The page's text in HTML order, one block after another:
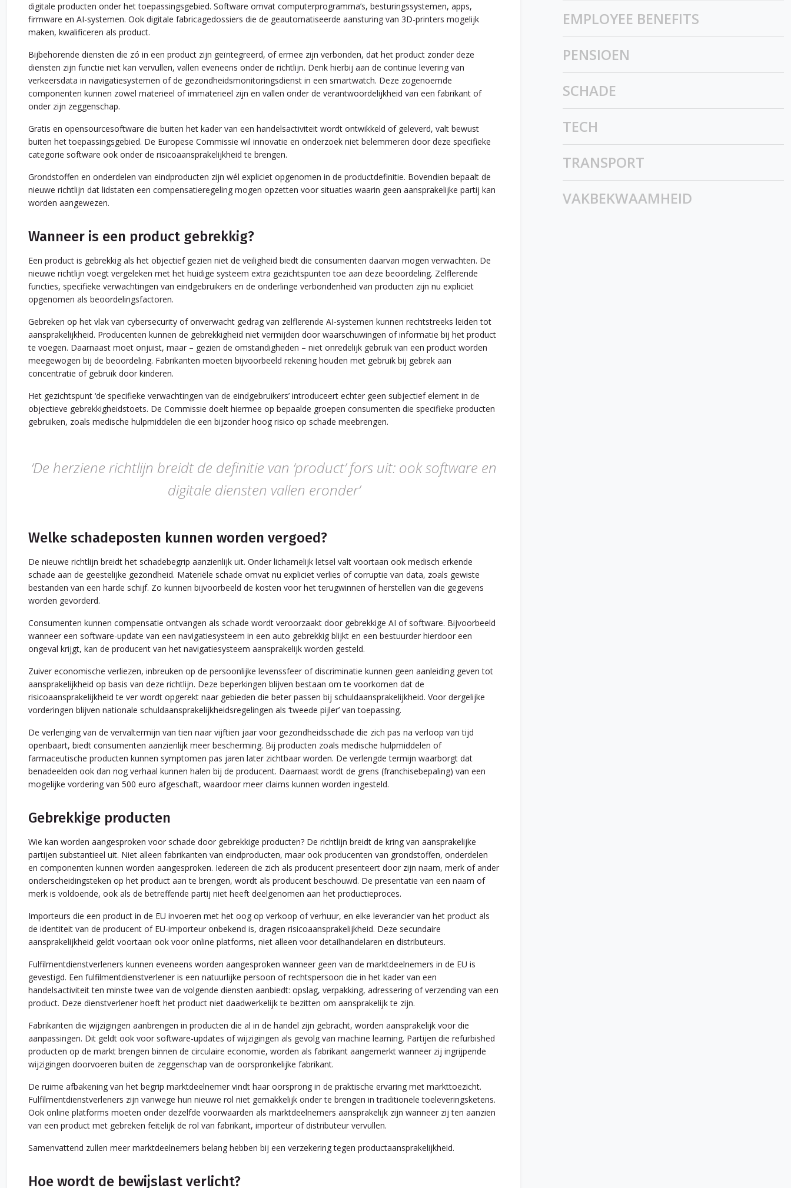
digitale producten onder het toepassingsgebied. Software omvat computerprogramma’s, besturingssystemen, apps,
firmware en AI-systemen. Ook digitale fabricagedossiers die de geautomatiseerde aansturing van 3D-printers mogelijk
maken, kwalificeren als product.
Bijbehorende diensten die zó in een product zijn geïntegreerd, of ermee zijn verbonden, dat het product zonder deze
diensten zijn functie niet kan vervullen, vallen eveneens onder de richtlijn. Denk hierbij aan de continue levering van
verkeersdata in navigatiesystemen of de gezondheidsmonitoringsdienst in een smartwatch. Deze zogenoemde
componenten kunnen zowel materieel of immaterieel zijn en vallen onder de verantwoordelijkheid van een fabrikant of
onder zijn zeggenschap.
Gratis en opensourcesoftware die buiten het kader van een handelsactiviteit wordt ontwikkeld of geleverd, valt bewust
buiten het toepassingsgebied. De Europese Commissie wil innovatie en onderzoek niet belemmeren door deze specifieke
categorie software ook onder de risicoaansprakelijkheid te brengen.
Grondstoffen en onderdelen van eindproducten zijn wél expliciet opgenomen in de productdefinitie. Bovendien bepaalt de
nieuwe richtlijn dat lidstaten een compensatieregeling mogen opzetten voor situaties waarin geen aansprakelijke partij kan
worden aangewezen.
Wanneer is een product gebrekkig?
Een product is gebrekkig als het objectief gezien niet de veiligheid biedt die consumenten daarvan mogen verwachten. De
nieuwe richtlijn voegt vergeleken met het huidige systeem extra gezichtspunten toe aan deze beoordeling. Zelflerende
functies, specifieke verwachtingen van eindgebruikers en de onderlinge verbondenheid van producten zijn nu expliciet
opgenomen als beoordelingsfactoren.
Gebreken op het vlak van cybersecurity of onverwacht gedrag van zelflerende AI-systemen kunnen rechtstreeks leiden tot
aansprakelijkheid. Producenten kunnen de gebrekkigheid niet vermijden door waarschuwingen of informatie bij het product
te voegen. Daarnaast moet onjuist, maar – gezien de omstandigheden – niet onredelijk gebruik van een product worden
meegewogen bij de beoordeling. Fabrikanten moeten bijvoorbeeld rekening houden met gebruik bij gebrek aan
concentratie of gebruik door kinderen.
Het gezichtspunt ‘de specifieke verwachtingen van de eindgebruikers’ introduceert echter geen subjectief element in de
objectieve gebrekkigheidstoets. De Commissie doelt hiermee op bepaalde groepen consumenten die specifieke producten
gebruiken, zoals medische hulpmiddelen die een bijzonder hoog risico op schade meebrengen.
‘De herziene richtlijn breidt de definitie van ‘product’ fors uit: ook software en
digitale diensten vallen eronder’
Welke schadeposten kunnen worden vergoed?
De nieuwe richtlijn breidt het schade­begrip aanzienlijk uit. Onder lichamelijk letsel valt voortaan ook medisch erkende
schade aan de geestelijke gezondheid. Materiële schade omvat nu expliciet verlies of corruptie van data, zoals gewiste
bestanden van een harde schijf. Zo kunnen bijvoorbeeld de kosten voor het terugwinnen of herstellen van die gegevens
worden gevorderd.
Consumenten kunnen compensatie ontvangen als schade wordt veroorzaakt door gebrekkige AI of software. Bijvoorbeeld
wanneer een software-update van een navigatiesysteem in een auto gebrekkig blijkt en een bestuurder hierdoor een
ongeval krijgt, kan de producent van het navigatiesysteem aansprakelijk worden gesteld.
Zuiver economische verliezen, inbreuken op de persoonlijke levenssfeer of discriminatie kunnen geen aanleiding geven tot
aansprakelijkheid op basis van deze richtlijn. Deze beperkingen blijven bestaan om te voorkomen dat de
risicoaansprakelijkheid te ver wordt opgerekt naar gebieden die beter passen bij schuldaansprakelijkheid. Voor dergelijke
vorderingen blijven nationale schuldaansprakelijkheidsregelingen als ‘tweede pijler’ van toepassing.
De verlenging van de vervaltermijn van tien naar vijftien jaar voor gezondheidsschade die zich pas na verloop van tijd
openbaart, biedt consumenten aanzienlijk meer bescherming. Bij producten zoals medische hulpmiddelen of
farmaceutische producten kunnen symptomen pas jaren later zichtbaar worden. De verlengde termijn waarborgt dat
benadeelden ook dan nog verhaal kunnen halen bij de producent. Daarnaast wordt de grens (franchisebepaling) van een
mogelijke vordering van 500 euro afgeschaft, waardoor meer claims kunnen worden ingesteld.
Gebrekkige producten
Wie kan worden aangesproken voor schade door gebrekkige producten? De richtlijn breidt de kring van aansprakelijke
partijen substantieel uit. Niet alleen fabrikanten van eindproducten, maar ook producenten van grondstoffen, onderdelen
en componenten kunnen worden aangesproken. Iedereen die zich als producent presenteert door zijn naam, merk of ander
onderscheidingsteken op het product aan te brengen, wordt als producent beschouwd. De presentatie van een naam of
merk is voldoende, ook als de betreffende partij niet heeft deelgenomen aan het productieproces.
Importeurs die een product in de EU invoeren met het oog op verkoop of verhuur, en elke leverancier van het product als
de identiteit van de producent of EU-importeur onbekend is, dragen risicoaansprakelijkheid. Deze secundaire
aansprakelijkheid geldt voortaan ook voor online platforms, niet alleen voor detailhandelaren en distributeurs.
Fulfilmentdienstverleners kunnen eveneens worden aangesproken wanneer geen van de marktdeelnemers in de EU is
gevestigd. Een fulfilmentdienstverlener is een natuurlijke persoon of rechtspersoon die in het kader van een
handelsactiviteit ten minste twee van de volgende diensten aanbiedt: opslag, verpakking, adressering of verzending van een
product. Deze dienstverlener hoeft het product niet daadwerkelijk te bezitten om aansprakelijk te zijn.
Fabrikanten die wijzigingen aanbrengen in producten die al in de handel zijn gebracht, worden aansprakelijk voor die
aanpassingen. Dit geldt ook voor software-updates of wijzigingen als gevolg van machine learning. Partijen die refurbished
producten op de markt brengen binnen de circulaire economie, worden als fabrikant aangemerkt wanneer zij ingrijpende
wijzigingen doorvoeren buiten de zeggenschap van de oorspronkelijke fabrikant.
De ruime afbakening van het begrip marktdeelnemer vindt haar oorsprong in de praktische ervaring met markttoezicht.
Fulfilmentdienstverleners zijn vanwege hun nieuwe rol niet gemakkelijk onder te brengen in traditionele toeleveringsketens.
Ook online platforms moeten onder dezelfde voorwaarden als marktdeelnemers aansprakelijk zijn wanneer zij ten aanzien
van een product met gebreken feitelijk de rol van fabrikant, importeur of distributeur vervullen.
Samenvattend zullen meer marktdeelnemers belang hebben bij een verzekering tegen productaansprakelijkheid.
Hoe wordt de bewijslast verlicht?
EMPLOYEE BENEFITS
PENSIOEN
SCHADE
TECH
TRANSPORT
VAKBEKWAAMHEID